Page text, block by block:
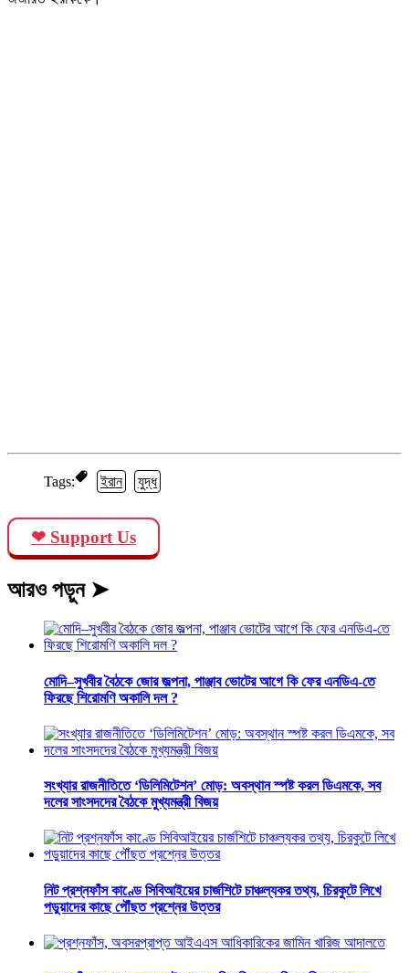
Tags: ইরান যুদ্ধ
❤ Support Us
আরও পড়ুন ➤
মোদি–সুখবীর বৈঠকে জোর জল্পনা, পাঞ্জাব ভোটের আগে কি ফের এনডিএ-তে
ফিরছে শিরোমণি অকালি দল ?
সংখ্যার রাজনীতিতে ‘ডিলিমিটেশন’ মোড়: অবস্থান স্পষ্ট করল ডিএমকে, সব
দলের সাংসদদের বৈঠকে মুখ্যমন্ত্রী বিজয়
নিট প্রশ্নফাঁস কাণ্ডে সিবিআইয়ের চার্জশিটে চাঞ্চল্যকর তথ্য, চিরকুটে লিখে
পড়ুয়াদের কাছে পৌঁছত প্রশ্নের উত্তর